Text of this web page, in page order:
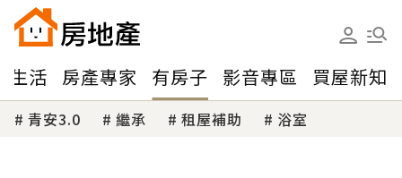
生活 房產專家 有房子 影音專區 買屋新知
青安3.0 繼承 租屋補助 浴室